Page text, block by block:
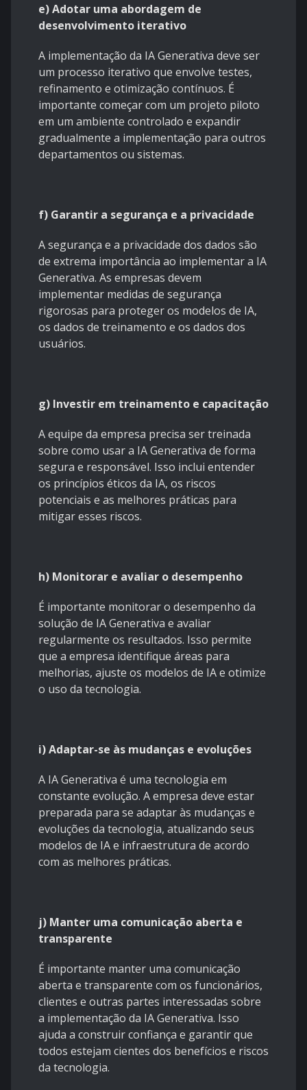
e) Adotar uma abordagem de
desenvolvimento iterativo
A implementação da IA Generativa deve ser
um processo iterativo que envolve testes,
refinamento e otimização contínuos. É
importante começar com um projeto piloto
em um ambiente controlado e expandir
gradualmente a implementação para outros
departamentos ou sistemas.
f) Garantir a segurança e a privacidade
A segurança e a privacidade dos dados são
de extrema importância ao implementar a IA
Generativa. As empresas devem
implementar medidas de segurança
rigorosas para proteger os modelos de IA,
os dados de treinamento e os dados dos
usuários.
g) Investir em treinamento e capacitação
A equipe da empresa precisa ser treinada
sobre como usar a IA Generativa de forma
segura e responsável. Isso inclui entender
os princípios éticos da IA, os riscos
potenciais e as melhores práticas para
mitigar esses riscos.
h) Monitorar e avaliar o desempenho
É importante monitorar o desempenho da
solução de IA Generativa e avaliar
regularmente os resultados. Isso permite
que a empresa identifique áreas para
melhorias, ajuste os modelos de IA e otimize
o uso da tecnologia.
i) Adaptar-se às mudanças e evoluções
A IA Generativa é uma tecnologia em
constante evolução. A empresa deve estar
preparada para se adaptar às mudanças e
evoluções da tecnologia, atualizando seus
modelos de IA e infraestrutura de acordo
com as melhores práticas.
j) Manter uma comunicação aberta e
transparente
É importante manter uma comunicação
aberta e transparente com os funcionários,
clientes e outras partes interessadas sobre
a implementação da IA Generativa. Isso
ajuda a construir confiança e garantir que
todos estejam cientes dos benefícios e riscos
da tecnologia.